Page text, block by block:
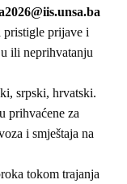
pristigle prijave i
ili neprihvatanju
srpski, hrvatski.
prihvaćene za
i smještaja na
tokom trajanja